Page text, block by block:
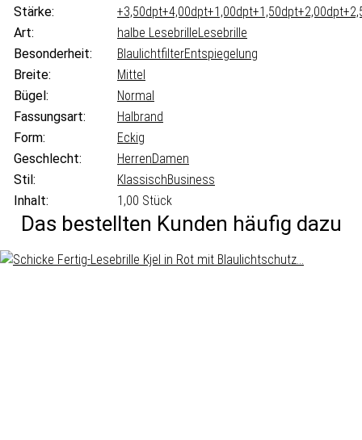
Stärke:
+3,50dpt+4,00dpt+1,00dpt+1,50dpt+2,00dpt
Art:
halbe LesebrilleLesebrille
Besonderheit:
BlaulichtfilterEntspiegelung
Breite:
Mittel
Bügel:
Normal
Fassungsart:
Halbrand
Form:
Eckig
Geschlecht:
HerrenDamen
Stil:
KlassischBusiness
Inhalt:
1,00 Stück
Das bestellten Kunden häufig dazu